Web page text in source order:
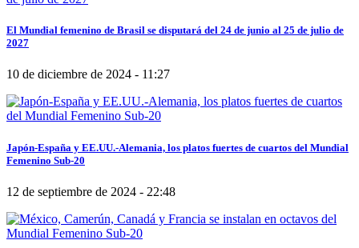
El Mundial femenino de Brasil se disputará del 24 de junio al 25 de julio de
2027
10 de diciembre de 2024 - 11:27
Japón-España y EE.UU.-Alemania, los platos fuertes de cuartos del Mundial
Femenino Sub-20
12 de septiembre de 2024 - 22:48